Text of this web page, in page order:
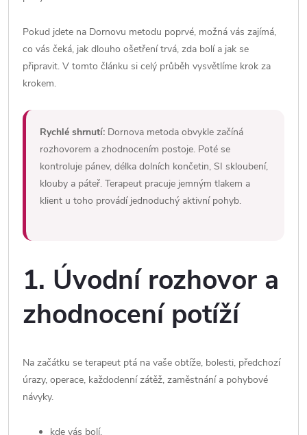
Pokud jdete na Dornovu metodu poprvé, možná vás zajímá,
co vás čeká, jak dlouho ošetření trvá, zda bolí a jak se
připravit. V tomto článku si celý průběh vysvětlíme krok za
krokem.
Rychlé shrnutí: Dornova metoda obvykle začíná
rozhovorem a zhodnocením postoje. Poté se
kontroluje pánev, délka dolních končetin, SI skloubení,
klouby a páteř. Terapeut pracuje jemným tlakem a
klient u toho provádí jednoduchý aktivní pohyb.
1. Úvodní rozhovor a
zhodnocení potíží
Na začátku se terapeut ptá na vaše obtíže, bolesti, předchozí
úrazy, operace, každodenní zátěž, zaměstnání a pohybové
návyky.
kde vás bolí,